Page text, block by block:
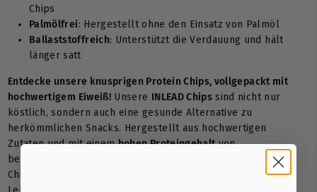
Chips
Palmölfrei: Hergestellt ohne den Einsatz von Palmöl
Ballaststoffreich: Unterstützt die Verdauung und hält
länger satt
Entdecke unsere knusprigen Protein Chips, vollgepackt mit
hochwertigem Eiweiß! Unsere INLEAD Chips sind nicht nur
köstlich, sondern auch eine gesunde Alternative zu
herkömmlichen Snacks. Hergestellt aus hochwertigen
Zutaten und mit einem hohen Proteingehalt von
beeindruckenden
sind unsere
Chips die perfekte Wahl für alle, die einen aktiven